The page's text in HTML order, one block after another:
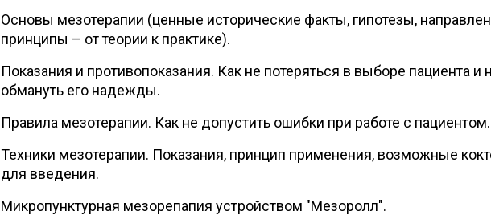
Основы мезотерапии (ценные исторические факты, гипотезы,
принципы – от теории к практике).
Показания и противопоказания. Как не потеряться в выборе пациента и
обмануть его надежды.
Правила мезотерапии. Как не допустить ошибки при работе с пациентом.
Техники мезотерапии. Показания, принцип применения, возможные
для введения.
Микропунктурная мезорепапия устройством "Мезоролл".